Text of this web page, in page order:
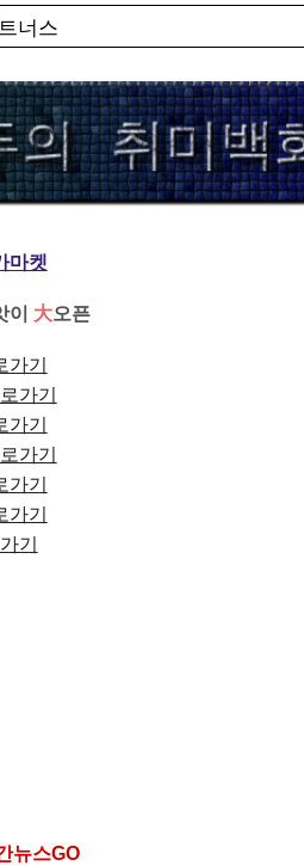
너스
마켓
이 大오픈
기
가기
기
가기
기
기
기
뉴스GO